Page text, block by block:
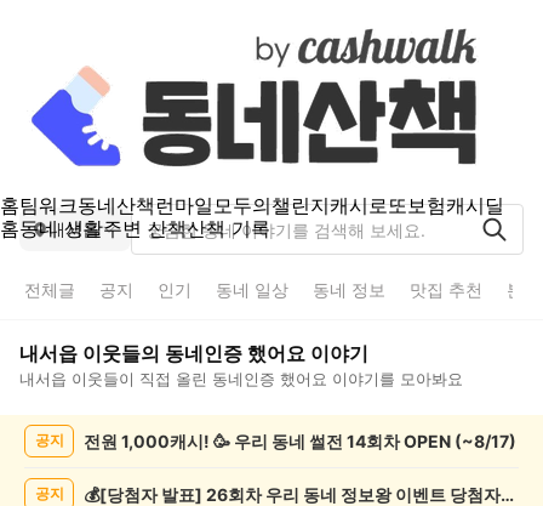
홈팀워크동네산책런마일모두의챌린지캐시로또보험캐시딜
홈동네 생활주변 산책산책 기록
내서읍
전체글 공지 인기 동네 일상 동네 정보 맛집 추천 분
내서읍 이웃들의 동네인증 했어요 이야기
내서읍 이웃들이 직접 올린 동네인증 했어요 이야기를 모아봐요
공지 전원 1,000캐시! 🥳 우리 동네 썰전 14회차 OPEN (~8/17)
공지 💰[당첨자 발표] 26회차 우리 동네 정보왕 이벤트 당첨자를 발표합니다!